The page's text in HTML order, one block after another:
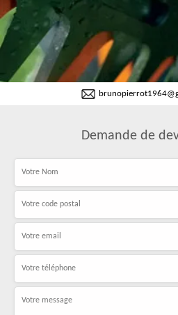
Demande de